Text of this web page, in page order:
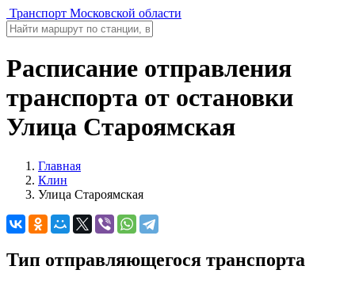
Транспорт Московской области
Расписание отправления
транспорта от остановки
Улица Староямская
Главная
Клин
Улица Староямская
Тип отправляющегося транспорта